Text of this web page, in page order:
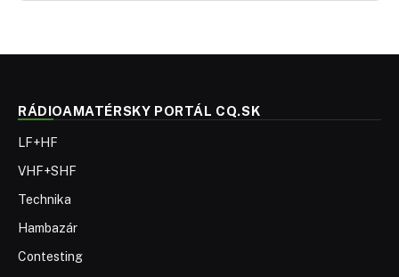
RÁDIOAMATÉRSKY PORTÁL CQ.SK
LF+HF
VHF+SHF
Technika
Hambazár
Contesting